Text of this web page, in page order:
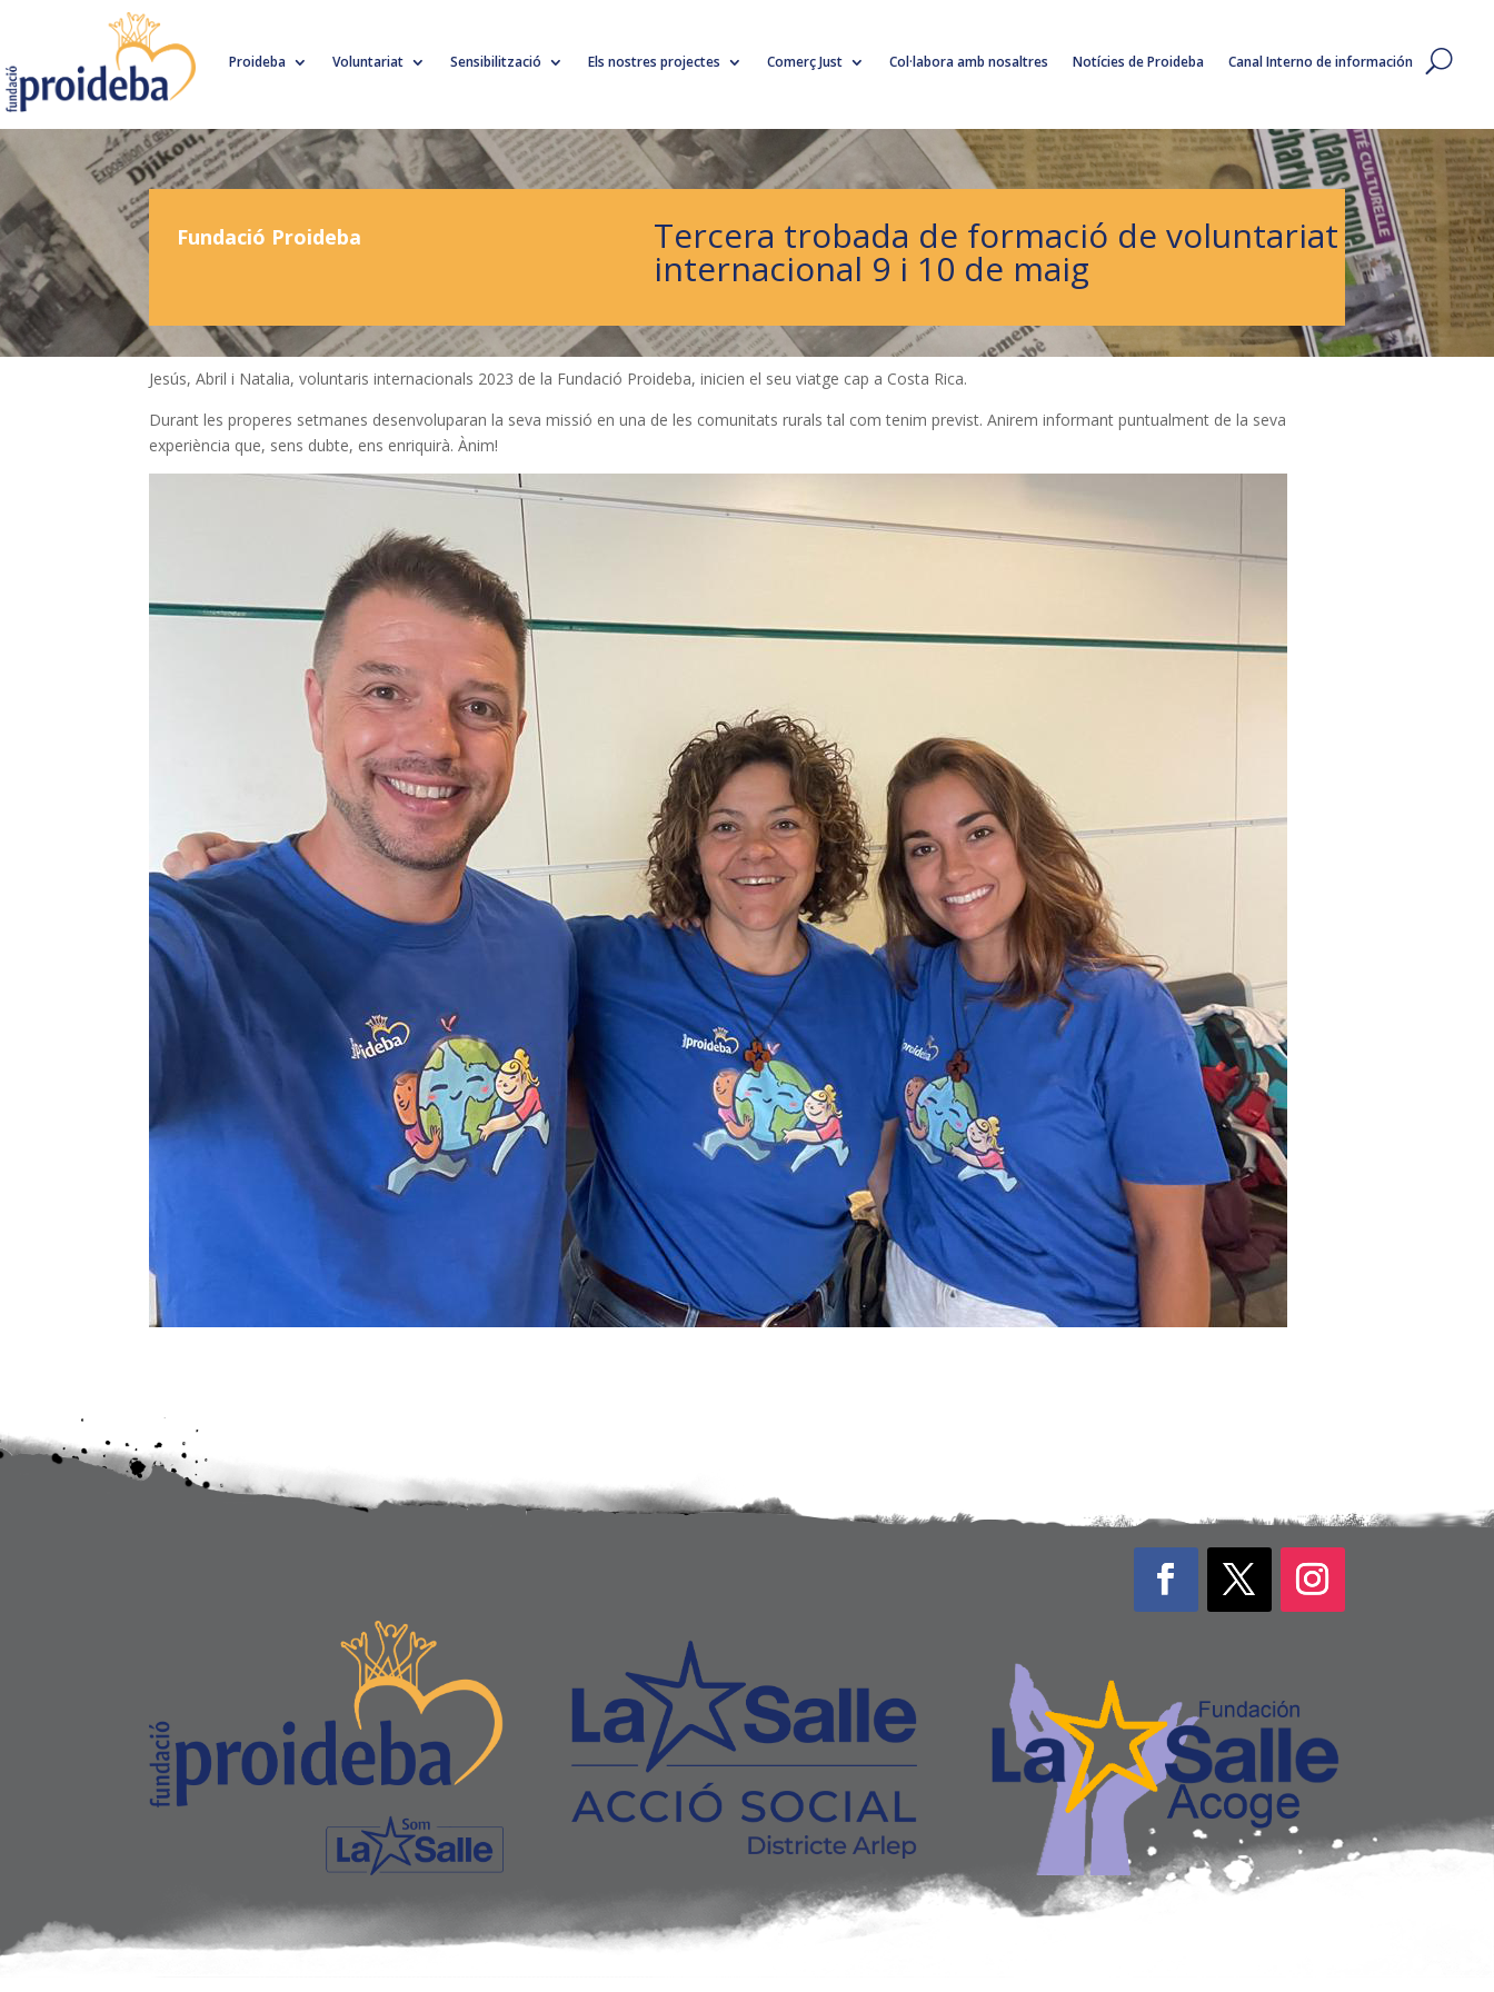
Proideba Voluntariat Sensibilització Els nostres projectes Comerç Just Col·labora amb nosaltres Notícies de Proideba Canal Interno de información
Fundació Proideba Tercera trobada de formació de voluntariat
internacional 9 i 10 de maig
Jesús, Abril i Natalia, voluntaris internacionals 2023 de la Fundació Proideba, inicien el seu viatge cap a Costa Rica.
Durant les properes setmanes desenvoluparan la seva missió en una de les comunitats rurals tal com tenim previst. Anirem informant puntualment de la seva
experiència que, sens dubte, ens enriquirà. Ànim!